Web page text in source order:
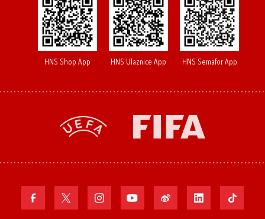
HNS Shop App HNS Ulaznice App HNS Semafor App